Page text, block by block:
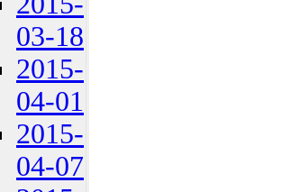
03-18
2015-
04-01
2015-
04-07